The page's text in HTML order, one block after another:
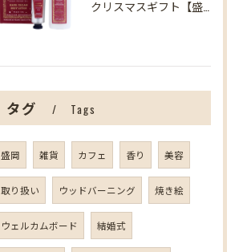
タグ Tags
盛岡 雑貨 カフェ 香り 美容
取り扱い ウッドバーニング 焼き絵
ウェルカムボード 結婚式